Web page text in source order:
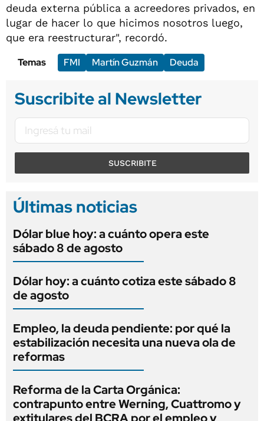
deuda externa pública a acreedores privados, en
lugar de hacer lo que hicimos nosotros luego,
que era reestructurar", recordó.
Temas
FMI Martín Guzmán Deuda
Suscribite al Newsletter
SUSCRIBITE
Últimas noticias
Dólar blue hoy: a cuánto opera este
sábado 8 de agosto
Dólar hoy: a cuánto cotiza este sábado 8
de agosto
Empleo, la deuda pendiente: por qué la
estabilización necesita una nueva ola de
reformas
Reforma de la Carta Orgánica:
contrapunto entre Werning, Cuattromo y
extitulares del BCRA por el empleo y